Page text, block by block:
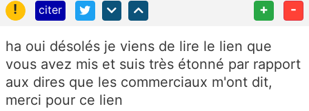
!
citer + -
ha oui désolés je viens de lire le lien que
vous avez mis et suis très étonné par rapport
aux dires que les commerciaux m'ont dit,
merci pour ce lien